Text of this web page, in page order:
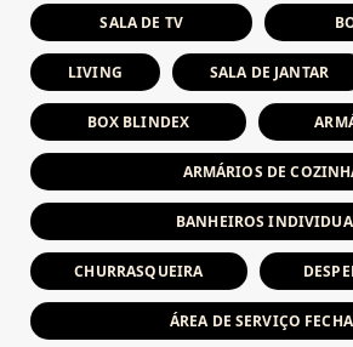
SALA DE TV
LIVING SALA DE JANTAR
BOX BLINDEX
ARMÁRIOS DE
BANHEIROS
CHURRASQUEIRA
ÁREA DE SERVIÇO